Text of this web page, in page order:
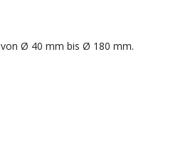
Ø 40 mm bis Ø 180 mm.